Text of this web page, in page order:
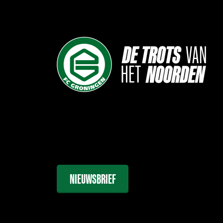
NIEUWSBRIEF